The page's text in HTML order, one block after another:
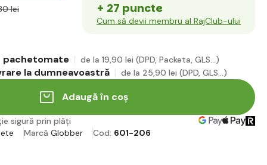
lei
+ 27 puncte
Cum să devii membru al RajClub-ului
pachetomate de la 19,90 lei (DPD, Packeta, GLS...)
la dumneavoastră de la 25,90 lei (DPD, GLS...)
Adaugă în coș
sigură prin plăți
Marcă Globber Cod: 601-206